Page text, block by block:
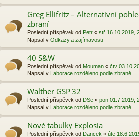
Greg Ellifritz – Alternativní
zbraní
Poslední příspěvek od Petr « stř 16.10.2019,
Napsal v Odkazy a zajímavosti
40 S&W
Poslední příspěvek od Mouman « čtv
Napsal v Laborace rozděleno podle zbraně
Walther GSP 32
Poslední příspěvek od DSe « pon 01.7.2019,
Napsal v Laborace rozděleno podle zbraně
Nové tabulky Explosia
Poslední příspěvek od Dancek « úte